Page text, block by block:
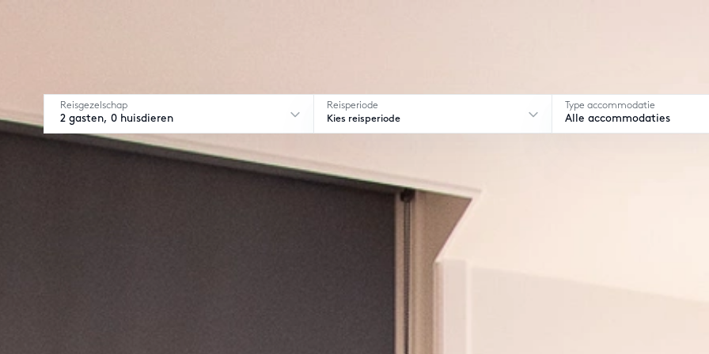
Reisgezelschap
2 gasten, 0 huisdieren
Reisperiode
Kies reisperiode
Type accommodatie
Alle accommodaties